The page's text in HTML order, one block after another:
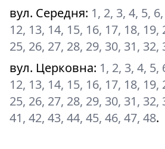
вул. Середня: 1, 2, 3, 4, 5,
12, 13, 14, 15, 16, 17, 18, 19,
25, 26, 27, 28, 29, 30, 31, 32,
вул. Церковна: 1, 2, 3, 4, 5,
12, 13, 14, 15, 16, 17, 18, 19,
25, 26, 27, 28, 29, 30, 31, 32,
41, 42, 43, 44, 45, 46, 47, 48.